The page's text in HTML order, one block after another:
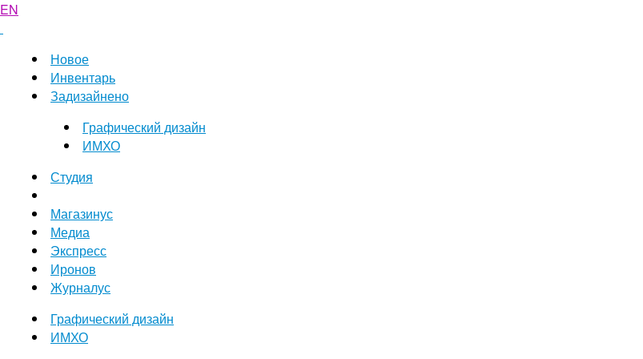
EN
Новое
Инвентарь
Задизайнено
Графический дизайн
ИМХО
Студия
Магазинус
Медиа
Экспресс
Иронов
Журналус
Графический дизайн
ИМХО